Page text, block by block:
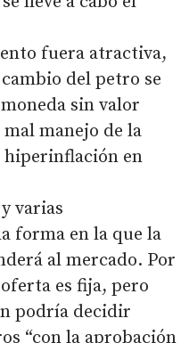
fuera atractiva,
del petro se
sin valor
manejo de la
hiperinflación en
varias
forma en la que la
al mercado. Por
es fija, pero
podría decidir
“con la aprobación